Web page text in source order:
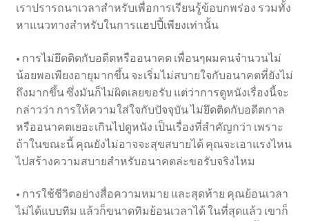
เราปรารถนาเวลาสำหรับเพื่อการเรียนรู้ข้อบกพร่อง รวมทั้ง
หาแนวทางสำหรับในการแฮปปี้เพียงเท่านั้น
• การไม่ยึดติดกับอดีตหรืออนาคต เพื่อนๆผมคนจำนวนไม่
น้อยพอเพียงอายุมากขึ้น จะเริ่มไม่สบายใจกับอนาคตที่ยังไม่
ถึงมากขึ้น ซึ่งมันก็ไม่ผิดเลยขอรับ แต่ว่าการดูหนังเรื่องนี้จะ
กล่าวว่า การให้ความใส่ใจกับปัจจุบัน ไม่ยึดติดกับอดีตกาล
หรืออนาคตเยอะเกินไปดูหนัง เป็นเรื่องที่สำคัญกว่า เพราะ
ถ้าในขณะนี้ คุณยังไม่อาจจะสุขสบายได้ คุณจะเอาแรงไหน
ไปสร้างความสบายสำหรับอนาคตล่ะขอรับจริงไหม
• การใช้ชีวิตอย่างสื่อความหมาย และสุดท้าย คุณย้อนเวลา
ไม่ได้แบบทิม แล้วก็ขนาดทิมย้อนเวลาได้ ในที่สุดแล้ว เขาก็